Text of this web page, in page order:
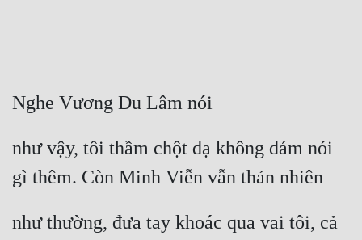
Truyện ngắn
Cung Đấu
Cạnh Kỹ
Nghe Vương Du Lâm nói
như vậy, tôi thầm chột dạ không dám nói
gì thêm. Còn Minh Viễn vẫn thản nhiên
như thường, đưa tay khoác qua vai tôi, cả